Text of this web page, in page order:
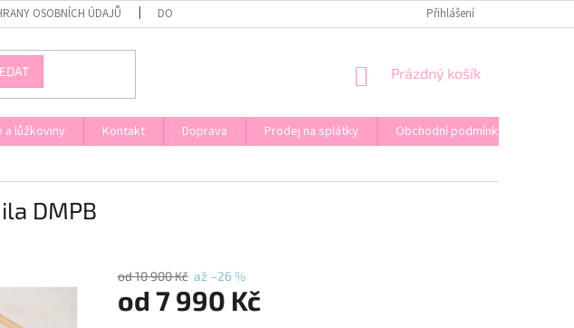
OSOBNÍCH ÚDAJŮ DOPRAVA PRODEJ NA SPLÁTKYPřihlášení
NÁKUPNÍ
Prázdný košík
a lůžkoviny Kontakt Doprava Prodej na splátky
Obchodní podmínky
DMPB
od 10 900 Kč až –26 %
od 7 990 Kč